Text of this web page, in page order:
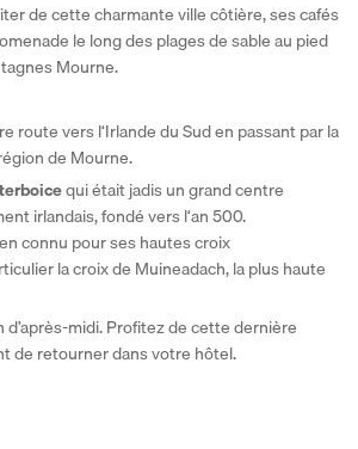
de cette charmante ville côtière, ses cafés
le long des plages de sable au pied
Mourne.
route vers l‘Irlande du Sud en passant par la
de Mourne.
qui était jadis un grand centre
irlandais, fondé vers l‘an 500.
connu pour ses hautes croix
la croix de Muineadach, la plus haute
d’après-midi. Profitez de cette dernière
de retourner dans votre hôtel.